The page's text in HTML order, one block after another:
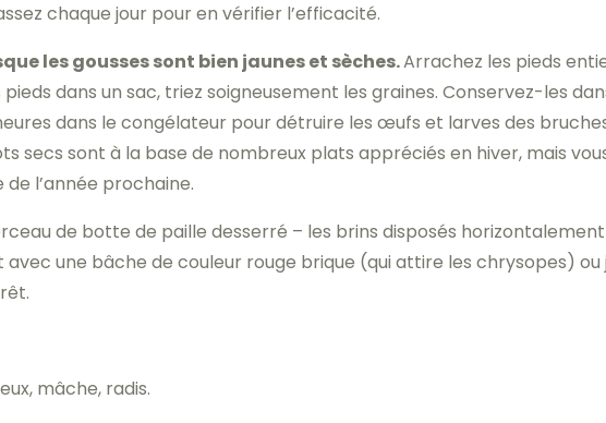
chaque jour pour en vérifier l’efficacité.
les gousses sont bien jaunes et sèches.Arrachez les pieds
dans un sac, triez soigneusement les graines. Conservez-les
dans le congélateur pour détruire les œufs et larves des
secs sont à la base de nombreux plats appréciés en hiver, mais
l’année prochaine.
de botte de paille desserré – les brins disposés
une bâche de couleur rouge brique (qui attire les chrysopes) ou
mâche, radis.